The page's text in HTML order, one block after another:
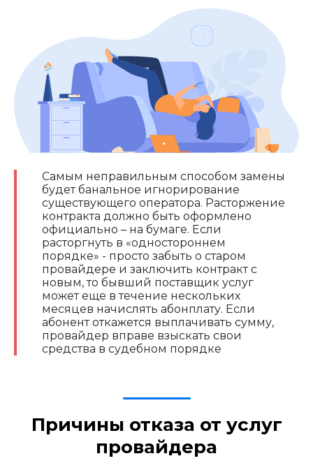
Самым неправильным способом замены
будет банальное игнорирование
существующего оператора. Расторжение
контракта должно быть оформлено
официально – на бумаге. Если
расторгнуть в «одностороннем
порядке» - просто забыть о старом
провайдере и заключить контракт с
новым, то бывший поставщик услуг
может еще в течение нескольких
месяцев начислять абонплату. Если
абонент откажется выплачивать сумму,
провайдер вправе взыскать свои
средства в судебном порядке
Причины отказа от услуг
провайдера